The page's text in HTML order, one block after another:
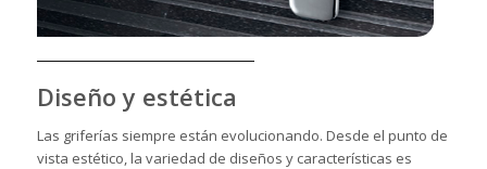
Diseño y estética
Las griferías siempre están evolucionando. Desde el punto de
vista estético, la variedad de diseños y características es